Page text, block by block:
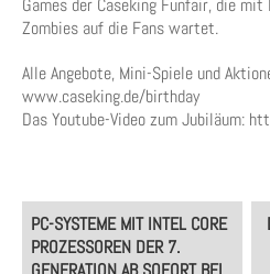
Games der Caseking Funfair, die
Zombies auf die Fans wartet.
Alle Angebote, Mini-Spiele und
www.caseking.de/birthday
Das Youtube-Video zum Jubiläum:
Post
navigation
PC-SYSTEME MIT INTEL CORE
PROZESSOREN DER 7.